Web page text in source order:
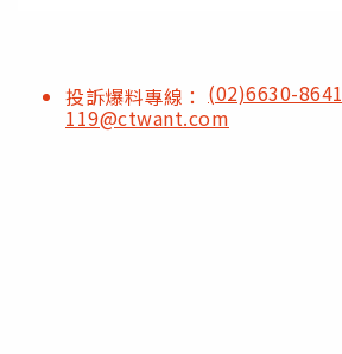
投訴爆料專線： (02)6630-8641
119@ctwant.com